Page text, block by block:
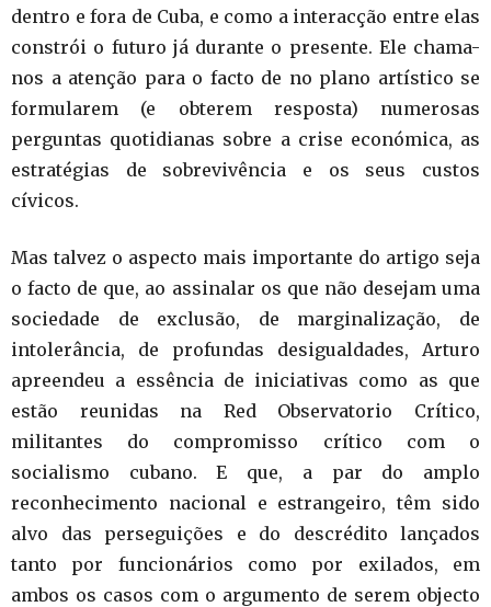
dentro e fora de Cuba, e como a interacção entre elas
constrói o futuro já durante o presente. Ele chama-
nos a atenção para o facto de no plano artístico se
formularem (e obterem resposta) numerosas
perguntas quotidianas sobre a crise económica, as
estratégias de sobrevivência e os seus custos
cívicos.
Mas talvez o aspecto mais importante do artigo seja
o facto de que, ao assinalar os que não desejam uma
sociedade de exclusão, de marginalização, de
intolerância, de profundas desigualdades, Arturo
apreendeu a essência de iniciativas como as que
estão reunidas na Red Observatorio Crítico,
militantes do compromisso crítico com o
socialismo cubano. E que, a par do amplo
reconhecimento nacional e estrangeiro, têm sido
alvo das perseguições e do descrédito lançados
tanto por funcionários como por exilados, em
ambos os casos com o argumento de serem objecto